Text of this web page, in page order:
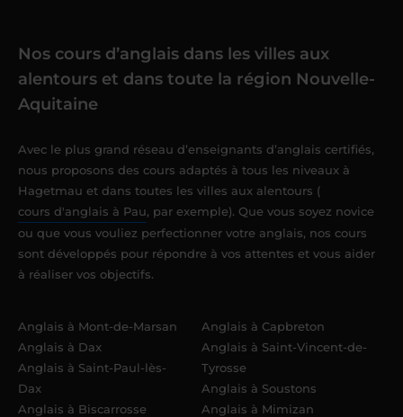
Nos cours d’anglais dans les villes aux
alentours et dans toute la région Nouvelle-
Aquitaine
Avec le plus grand réseau d’enseignants d’anglais certifiés,
nous proposons des cours adaptés à tous les niveaux à
Hagetmau et dans toutes les villes aux alentours (
cours d'anglais à Pau, par exemple). Que vous soyez novice
ou que vous vouliez perfectionner votre anglais, nos cours
sont développés pour répondre à vos attentes et vous aider
à réaliser vos objectifs.
Anglais à Mont-de-Marsan
Anglais à Dax
Anglais à Saint-Paul-lès-
Dax
Anglais à Biscarrosse
Anglais à Capbreton
Anglais à Saint-Vincent-de-
Tyrosse
Anglais à Soustons
Anglais à Mimizan